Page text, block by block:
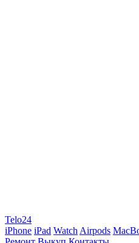
Telo24
iPhone iPad Watch Airpods